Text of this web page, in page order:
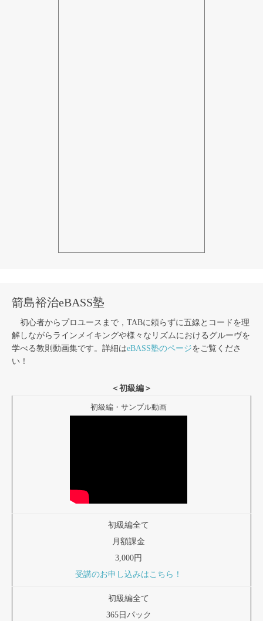
箭島裕治eBASS塾
初心者からプロユースまで，TABに頼らずに五線とコードを理
解しながらラインメイキングや様々なリズムにおけるグルーヴを
学べる教則動画集です。詳細はeBASS塾のページをご覧くださ
い！
＜初級編＞
初級編・サンプル動画
初級編全て
月額課金
3,000円
受講のお申し込みはこちら！
初級編全て
365日パック